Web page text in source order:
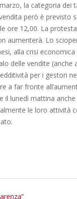
la categoria dei
però è previsto
ore 12,00. La
aumenterà. Lo
alla crisi
delle vendite
per i gestori
a far fronte
il lunedì mattina
le loro attività